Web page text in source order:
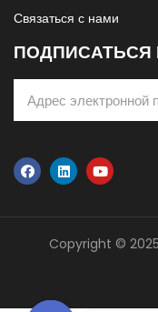
Связаться с нами
Copyright © 2025